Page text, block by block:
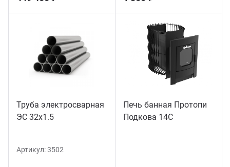
Труба электросварная
ЭС 32x1.5
Артикул:3502
Печь банная Протопи
Подкова 14С